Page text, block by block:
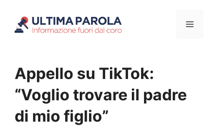
Menu
Appello su TikTok:
“Voglio trovare il padre
di mio figlio”